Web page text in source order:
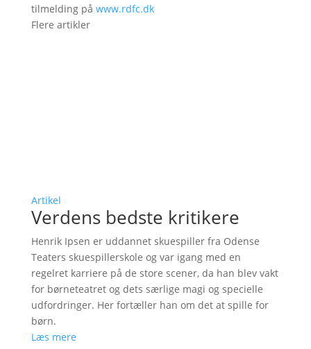
tilmelding på www.rdfc.dk
Flere artikler
Artikel
Verdens bedste kritikere
Henrik Ipsen er uddannet skuespiller fra Odense
Teaters skuespillerskole og var igang med en
regelret karriere på de store scener, da han blev vakt
for børneteatret og dets særlige magi og specielle
udfordringer. Her fortæller han om det at spille for
børn.
Læs mere